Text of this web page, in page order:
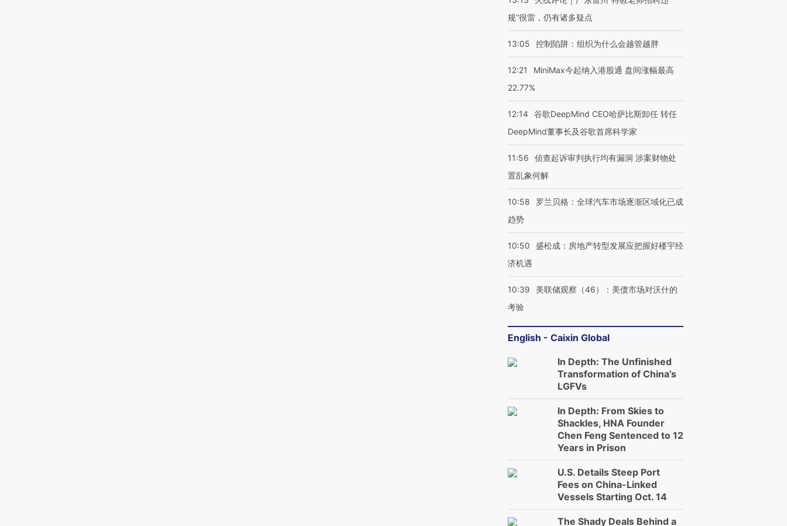
规”很雷，仍有诸多疑点
13:05 控制陷阱：组织为什么会越管越胖
12:21
MiniMax今起纳入港股通 盘间涨幅最高
22.77%
12:14 谷歌DeepMind CEO哈萨比斯卸任 转任
DeepMind董事长及谷歌首席科学家
11:56
侦查起诉审判执行均有漏洞 涉案财物处
置乱象何解
10:58
罗兰贝格：全球汽车市场逐渐区域化已成
趋势
10:50
盛松成：房地产转型发展应把握好楼宇经
济机遇
10:39
美联储观察（46）：美债市场对沃什的
考验
English - Caixin Global
In Depth: The Unfinished
Transformation of China’s
LGFVs
In Depth: From Skies to
Shackles, HNA Founder
Chen Feng Sentenced to 12
Years in Prison
U.S. Details Steep Port
Fees on China-Linked
Vessels Starting Oct. 14
The Shady Deals Behind a